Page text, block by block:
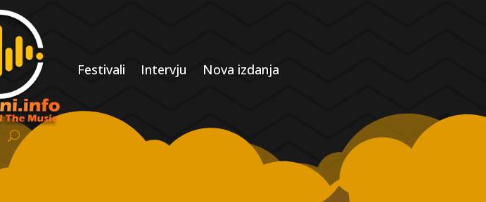
Festivali Intervju Nova izdanja